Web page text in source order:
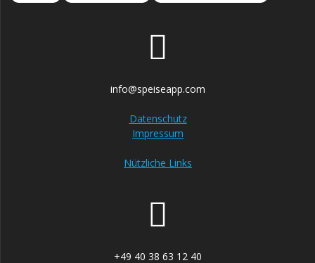
info@speiseapp.com
Datenschutz
Impressum
Nützliche Links
+49 40 38 63 12 40